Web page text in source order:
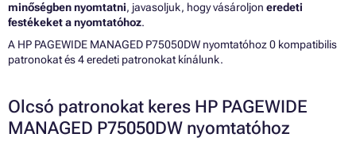
minőségben nyomtatni, javasoljuk, hogy vásároljon eredeti
festékeket a nyomtatóhoz.
A HP PAGEWIDE MANAGED P75050DW nyomtatóhoz 0 kompatibilis
patronokat és 4 eredeti patronokat kínálunk.
Olcsó patronokat keres HP PAGEWIDE
MANAGED P75050DW nyomtatóhoz